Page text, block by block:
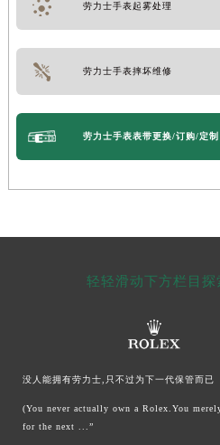
劳力士手表起雾处理
劳力士手表摔坏维修
劳力士手表表带更换/订购/定制
轻轻滑动下方栏目探
没人能拥有劳力士,只不过为下一代保管而已
(You never actually own a Rolex.You
for the next ...”